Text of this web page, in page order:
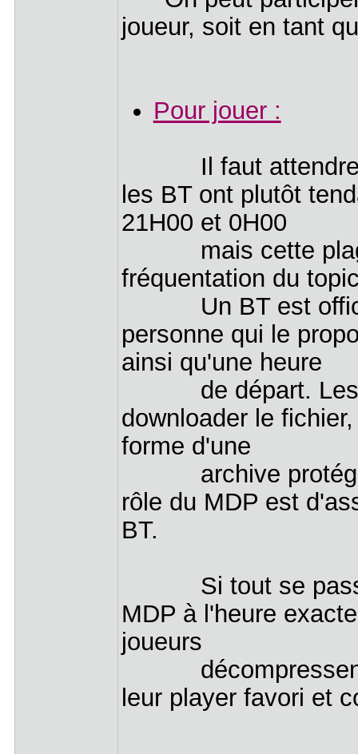
joueur, soit en tant
Pour jouer :
Il faut attendre
les BT ont plutôt
21H00 et 0H00
mais cette plage
fréquentation du
Un BT est
personne qui le
ainsi qu'une heure
de départ. Les
downloader le
forme d'une
archive protégée
rôle du MDP est
BT.
Si tout se passe
MDP à l'heure
joueurs
décompressent
leur player favori et